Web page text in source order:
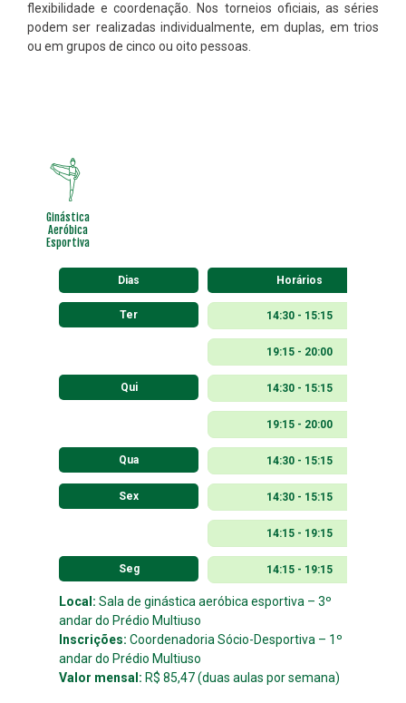
flexibilidade e coordenação. Nos torneios oficiais, as séries
podem ser realizadas individualmente, em duplas, em trios
ou em grupos de cinco ou oito pessoas.
Ginástica
Aeróbica
Esportiva
Dias Horários
Ter 14:30 - 15:15
19:15 - 20:00
Qui 14:30 - 15:15
19:15 - 20:00
Qua 14:30 - 15:15
Sex 14:30 - 15:15
14:15 - 19:15
Seg 14:15 - 19:15
Local: Sala de ginástica aeróbica esportiva – 3º
andar do Prédio Multiuso
Inscrições: Coordenadoria Sócio-Desportiva – 1º
andar do Prédio Multiuso
Valor mensal: R$ 85,47 (duas aulas por semana)